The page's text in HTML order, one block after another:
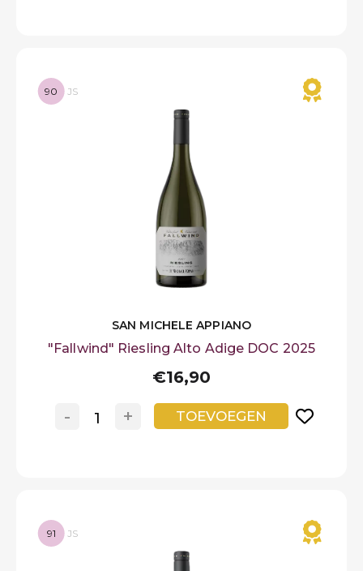
90 JS
SAN MICHELE APPIANO
"Fallwind" Riesling Alto Adige DOC 2025
€16,90
+
- TOEVOEGEN
91 JS